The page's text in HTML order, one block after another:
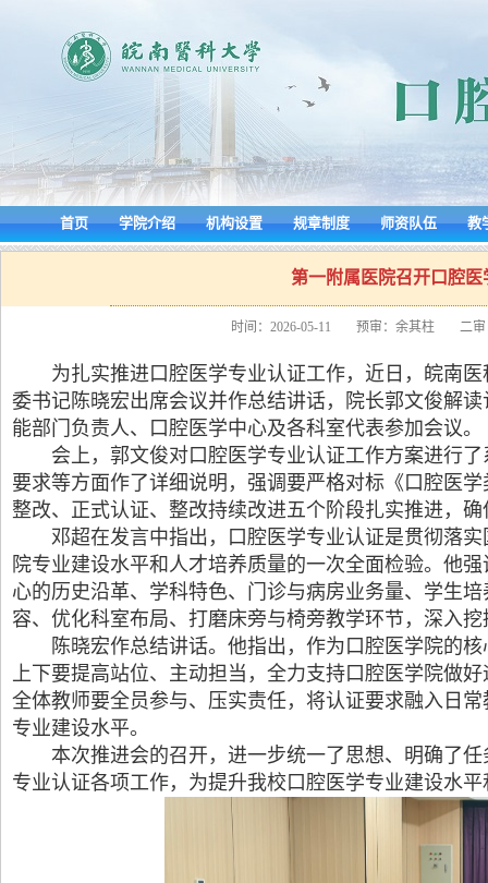
首页 学院介绍 机构设置 规章制度 师资队伍 教
第一附属医院召开口腔
时间：2026-05-11 预审：余其柱 二
为扎实推进口腔医学专业认证工作，近日，皖南
委书记陈晓宏出席会议并作总结讲话，院长郭文俊解
能部门负责人、口腔医学中心及各科室代表参加会议。
会上，郭文俊对口腔医学专业认证工作方案进行
要求等方面作了详细说明，强调要严格对标《口腔医
整改、正式认证、整改持续改进五个阶段扎实推进，
邓超在发言中指出，口腔医学专业认证是贯彻落
院专业建设水平和人才培养质量的一次全面检验。他
心的历史沿革、学科特色、门诊与病房业务量、学生
容、优化科室布局、打磨床旁与椅旁教学环节，深入
陈晓宏作总结讲话。他指出，作为口腔医学院的
上下要提高站位、主动担当，全力支持口腔医学院做
全体教师要全员参与、压实责任，将认证要求融入日
专业建设水平。
本次推进会的召开，进一步统一了思想、明确了
专业认证各项工作，为提升我校口腔医学专业建设水